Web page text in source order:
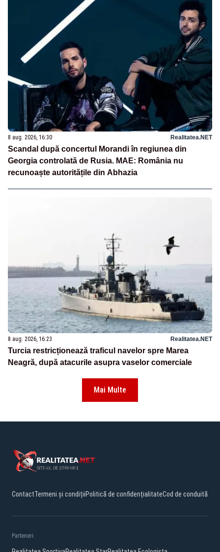
8 aug. 2026, 16:30 Realitatea.NET
Scandal după concertul Morandi în regiunea din
Georgia controlată de Rusia. MAE: România nu
recunoaște autoritățile din Abhazia
8 aug. 2026, 16:23 Realitatea.NET
Turcia restricționează traficul navelor spre Marea
Neagră, după atacurile asupra vaselor comerciale
Mai Multe
ContactTermeni și condițiiPolitică de confidențialitateCod de conduită
Parteneri: